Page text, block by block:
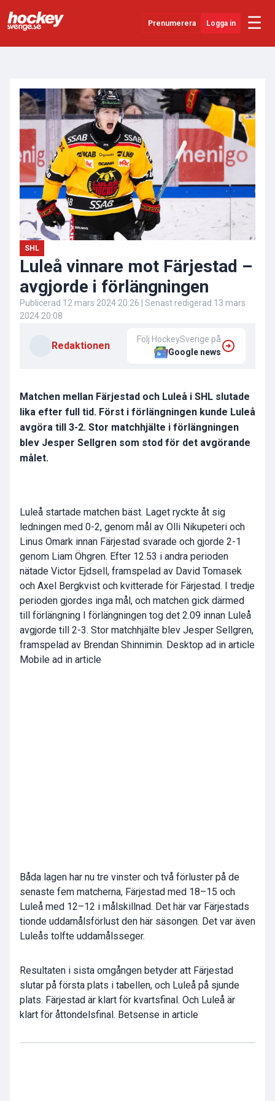
Prenumerera Logga in ☰
SHL
Evenemang
Övrigt
SHL
Luleå vinnare mot Färjestad –
avgjorde i förlängningen
Publicerad 12 mars 2024 20:26 | Senast redigerad 13 mars
2024 20:08
Redaktionen
Följ HockeySverige på
Google news
Matchen mellan Färjestad och Luleå i SHL slutade
lika efter full tid. Först i förlängningen kunde Luleå
avgöra till 3-2. Stor matchhjälte i förlängningen
blev Jesper Sellgren som stod för det avgörande
målet.
Luleå startade matchen bäst. Laget ryckte åt sig
ledningen med 0-2, genom mål av Olli Nikupeteri och
Linus Omark innan Färjestad svarade och gjorde 2-1
genom Liam Öhgren. Efter 12.53 i andra perioden
nätade Victor Ejdsell, framspelad av David Tomasek
och Axel Bergkvist och kvitterade för Färjestad. I tredje
perioden gjordes inga mål, och matchen gick därmed
till förlängning I förlängningen tog det 2.09 innan Luleå
avgjorde till 2-3. Stor matchhjälte blev Jesper Sellgren,
framspelad av Brendan Shinnimin. Desktop ad in article
Mobile ad in article
Båda lagen har nu tre vinster och två förluster på de
senaste fem matcherna, Färjestad med 18–15 och
Luleå med 12–12 i målskillnad. Det här var Färjestads
tionde uddamålsförlust den här säsongen. Det var även
Luleås tolfte uddamålsseger.
Resultaten i sista omgången betyder att Färjestad
slutar på första plats i tabellen, och Luleå på sjunde
plats. Färjestad är klart för kvartsfinal. Och Luleå är
klart för åttondelsfinal. Betsense in article